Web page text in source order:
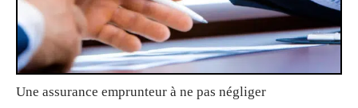
Une assurance emprunteur à ne pas négliger